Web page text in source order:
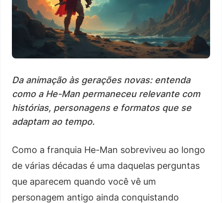
Da animação às gerações novas: entenda
como a He-Man permaneceu relevante com
histórias, personagens e formatos que se
adaptam ao tempo.
Como a franquia He-Man sobreviveu ao longo
de várias décadas é uma daquelas perguntas
que aparecem quando você vê um
personagem antigo ainda conquistando